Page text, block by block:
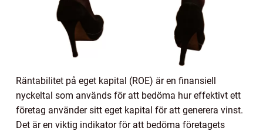
Räntabilitet på eget kapital (ROE) är en finansiell
nyckeltal som används för att bedöma hur effektivt ett
företag använder sitt eget kapital för att generera vinst.
Det är en viktig indikator för att bedöma företagets